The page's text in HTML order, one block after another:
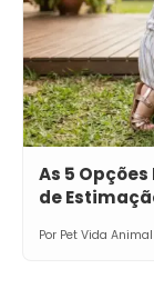
As 5
de
Por Pet Vida Animal